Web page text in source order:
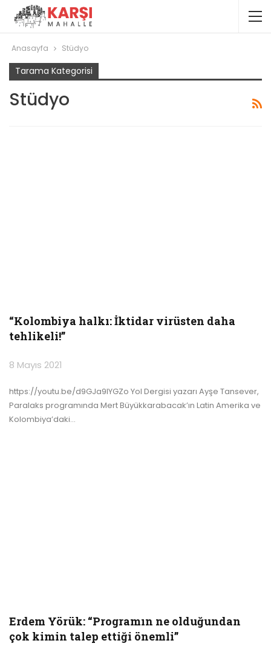
Anasayfa Stüdyo
Tarama Kategorisi
Stüdyo
“Kolombiya halkı: İktidar virüsten daha
tehlikeli!”
8 Mayıs 2021
https://youtu.be/d9GJa9IYGZo Yol Dergisi yazarı Ayşe Tansever,
Paralaks programında Mert Büyükkarabacak’ın Latin Amerika ve
Kolombiya’daki…
Erdem Yörük: “Programın ne olduğundan
çok kimin talep ettiği önemli”